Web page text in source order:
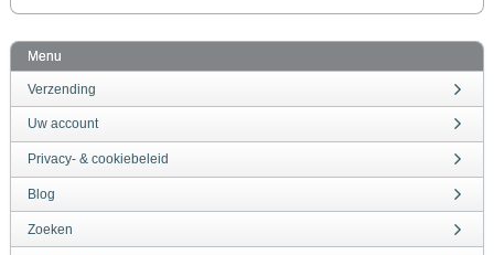
Menu
Verzending
Uw account
Privacy- & cookiebeleid
Blog
Zoeken